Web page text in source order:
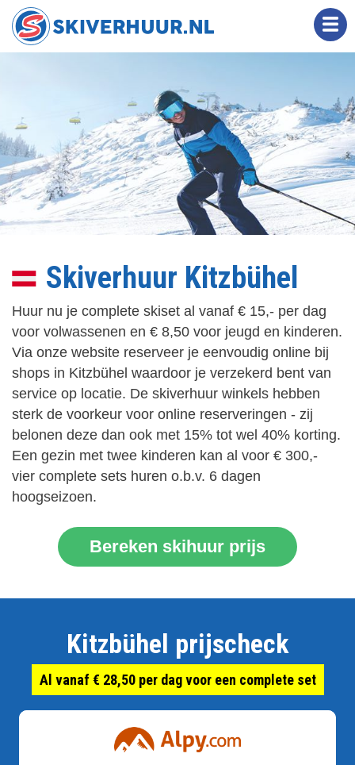
Overslaan
en
naar
Skiverhuur Kitzbühel
Huur nu je complete skiset al vanaf € 15,- per dag
voor volwassenen en € 8,50 voor jeugd en kinderen.
Via onze website reserveer je eenvoudig online bij
shops in Kitzbühel waardoor je verzekerd bent van
service op locatie. De skiverhuur winkels hebben
sterk de voorkeur voor online reserveringen - zij
belonen deze dan ook met 15% tot wel 40% korting.
Een gezin met twee kinderen kan al voor € 300,-
vier complete sets huren o.b.v. 6 dagen
hoogseizoen.
Bereken skihuur prijs
Kitzbühel prijscheck
Al vanaf € 28,50 per dag voor een complete set